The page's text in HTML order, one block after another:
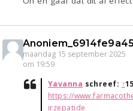
maandag 15 september 2025
om 19:59
Yavanna schreef: ↑
https://
irzepatide